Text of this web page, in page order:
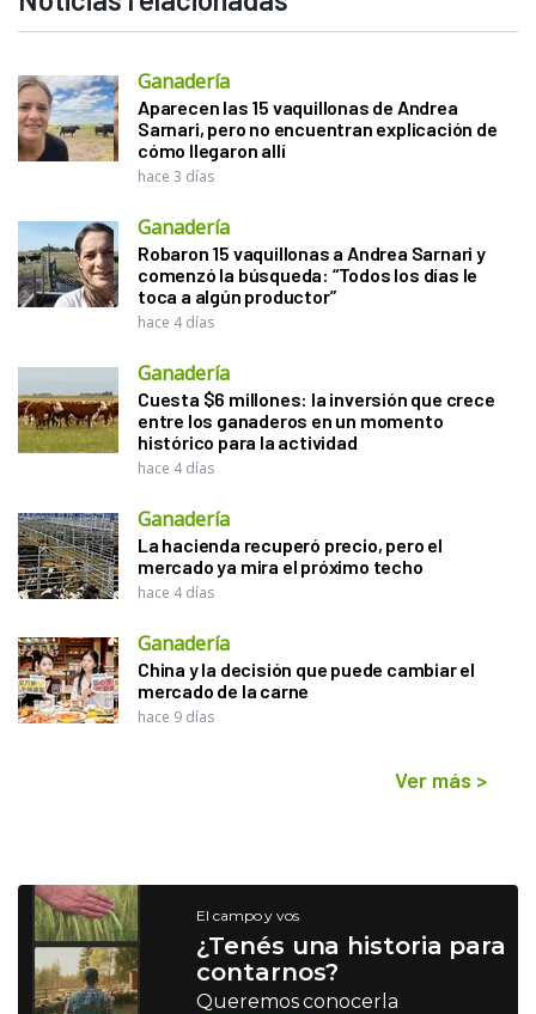
Ganadería
Aparecen las 15 vaquillonas de Andrea
Sarnari, pero no encuentran explicación de
cómo llegaron allí
hace 3 días
Ganadería
Robaron 15 vaquillonas a Andrea Sarnari y
comenzó la búsqueda: “Todos los días le
toca a algún productor”
hace 4 días
Ganadería
Cuesta $6 millones: la inversión que crece
entre los ganaderos en un momento
histórico para la actividad
hace 4 días
Ganadería
La hacienda recuperó precio, pero el
mercado ya mira el próximo techo
hace 4 días
Ganadería
China y la decisión que puede cambiar el
mercado de la carne
hace 9 días
Ver más >
El campo y vos
¿Tenés una historia para
contarnos?
Queremos conocerla